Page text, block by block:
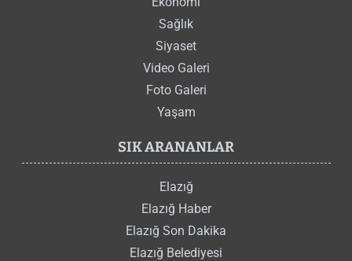
Sağlık
Siyaset
Video Galeri
Foto Galeri
Yaşam
SIK ARANANLAR
Elazığ
Elazığ Haber
Elazığ Son Dakika
Elazığ Belediyesi